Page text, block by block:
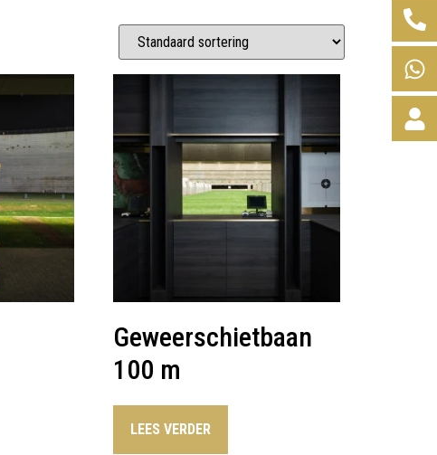
Geweerschietbaan
100 m
LEES VERDER